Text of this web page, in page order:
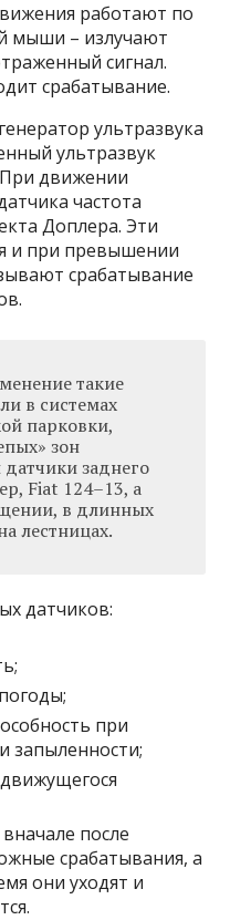
работают по
мыши – излучают
сигнал.
срабатывание.
ультразвука
ультразвук
движении
частота
Доплера. Эти
и при превышении
срабатывание
такие
в системах
парковки,
зон
заднего
Fiat 124–13, а
в длинных
лестницах.
датчиков:
при
запыленности;
после
срабатывания, а
они уходят и